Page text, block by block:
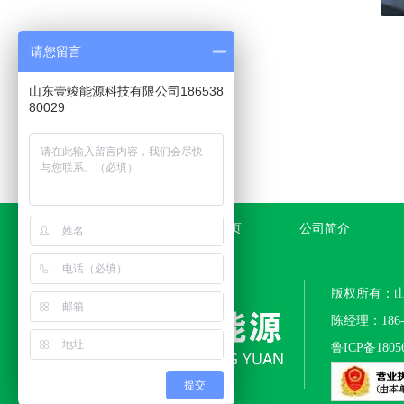
上一条: 空气能热水工程
网站首页 公司简介
版权所有：
陈经理：
鲁ICP备
请您留言
山东壹竣能源科技有限公司186538
80029
提交